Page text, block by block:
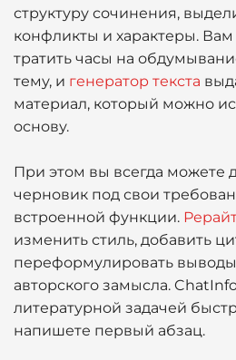
структуру сочинения,
конфликты и характеры.
тратить часы на
тему, и генератор текста
материал, который можно
основу.
При этом вы всегда можете
черновик под свои
встроенной функции.
изменить стиль, добавить
переформулировать
авторского замысла.
литературной задачей
напишете первый абзац.